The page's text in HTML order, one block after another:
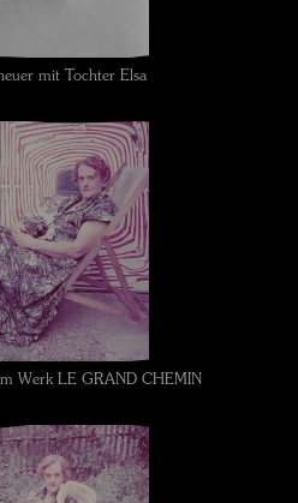
mit Tochter Elsa
Werk LE GRAND CHEMIN